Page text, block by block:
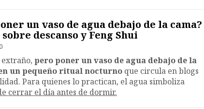
un vaso de agua debajo de la cama?
descanso y Feng Shui
pero poner un vaso de agua debajo de la
un pequeño ritual nocturno que circula en blogs
Para quienes lo practican, el agua simboliza
cerrar el día antes de dormir.